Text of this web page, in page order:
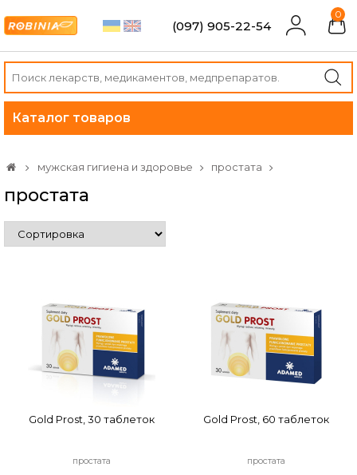
(097) 905-22-54
0
Каталог товаров
мужская гигиена и здоровье простата
простата
Gold Prost, 30 таблеток
простата
Gold Prost, 60 таблеток
простата